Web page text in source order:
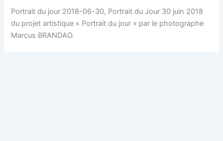
Portrait du jour 2018-06-30, Portrait du Jour 30 juin 2018
du projet artistique « Portrait du jour » par le photographe
Marcus BRANDAO.